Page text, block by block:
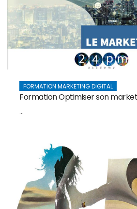
FORMATION MARKETING DIGITAL
Formation Optimiser son
...